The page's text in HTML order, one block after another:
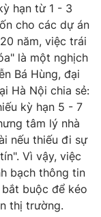
có sự chấp
phát hành lại
hạn từ 1 - 3
cho các dự án
năm, việc trái
là một nghịch
Bá Hùng, đại
Hà Nội chia sẻ:
kỳ hạn 5 - 7
tâm lý nhà
nếu thiếu đi sự
Vì vậy, việc
bạch thông tin
buộc để kéo
thị trường.